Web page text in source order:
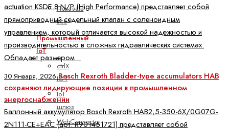
Показать
все
Промышленный
IoT
ctrlX
IOT
IoT
шлюз
WebConnector
actuation KSDE.8 N/P (High Performance) представляет собой
прямоприводный седельный клапан с соленоидным
управлением, который отличается высокой надежностью и
производительностью в сложных гидравлических системах.
Обладает размером ..
30 Января, 2026Bosch Rexroth Bladder-type accumulators HAB
сохраняют лидирующие позиции в промышленном
энергоснабжении
Баллонный аккумулятор Bosch Rexroth HAB2,5-350-6X/0G07G-
2N111-CE+EAC (арт. R901451721) представляет собой